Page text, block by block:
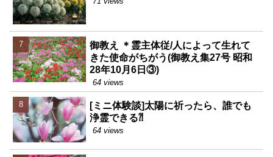
御教え ＊霊主体従/人によって生れて
きた使命がちがう(御教え集27号 昭和
28年10月6日③)
64 views
[ミニ体験談]太陽に祈ったら、誰でも
浄霊できる⁈
64 views